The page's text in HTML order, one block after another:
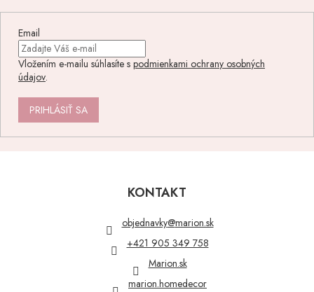
Email
Vložením e-mailu súhlasíte s podmienkami ochrany osobných
údajov.
PRIHLÁSIŤ SA
KONTAKT
objednavky@marion.sk
+421 905 349 758
Marion.sk
marion.homedecor